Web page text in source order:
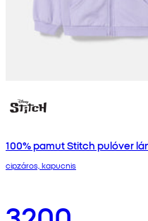
100% pamut Stitch pulóver
cipzáros, kapucnis